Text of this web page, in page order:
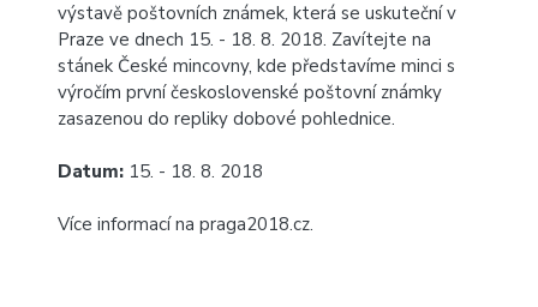
výstavě poštovních známek, která se uskuteční v
Praze ve dnech 15. - 18. 8. 2018. Zavítejte na
stánek České mincovny, kde představíme minci s
výročím první československé poštovní známky
zasazenou do repliky dobové pohlednice.
Datum: 15. - 18. 8. 2018
Více informací na praga2018.cz.